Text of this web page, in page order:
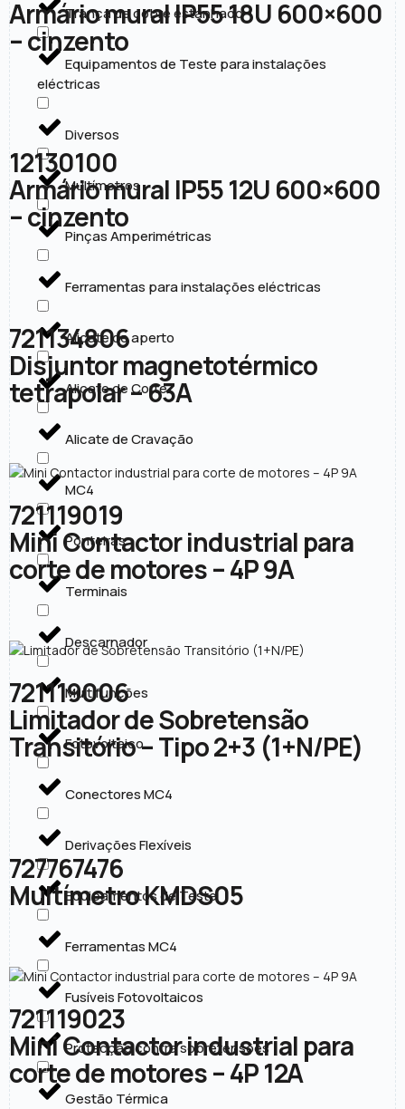
Trança de cobre estanhado
Equipamentos de Teste para instalações
eléctricas
Diversos
Multímetros
Pinças Amperimétricas
Ferramentas para instalações eléctricas
Alicate de aperto
Alicate de Corte
Alicate de Cravação
MC4
Ponteiras
Terminais
Descarnador
Multifunções
Fotovoltaico
Conectores MC4
Derivações Flexíveis
Equipamentos de Teste
Ferramentas MC4
Fusíveis Fotovoltaicos
Protecção contra sobretensões
Gestão Térmica
Armário mural IP55 18U 600×600
– cinzento
12130100
Armário mural IP55 12U 600×600
– cinzento
721134806
Disjuntor magnetotérmico
tetrapolar – 63A
721119019
Mini Contactor industrial para
corte de motores – 4P 9A
721119006
Limitador de Sobretensão
Transitório – Tipo 2+3 (1+N/PE)
727767476
Multímetro KMDS05
721119023
Mini Contactor industrial para
corte de motores – 4P 12A